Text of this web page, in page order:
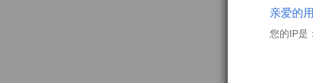
亲爱的
您的IP是